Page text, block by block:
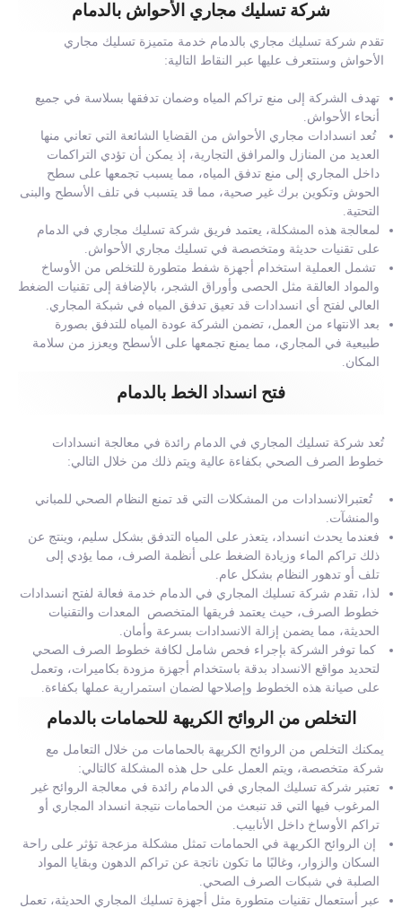
شركة تسليك مجاري الأحواش بالدمام
تقدم شركة تسليك مجاري بالدمام خدمة متميزة تسليك مجاري
الأحواش وسنتعرف عليها عبر النقاط التالية:
تهدف الشركة إلى منع تراكم المياه وضمان تدفقها بسلاسة في جميع
أنحاء الأحواش.
تُعد انسدادات مجاري الأحواش من القضايا الشائعة التي تعاني منها
العديد من المنازل والمرافق التجارية، إذ يمكن أن تؤدي التراكمات
داخل المجاري إلى منع تدفق المياه، مما يسبب تجمعها على سطح
الحوش وتكوين برك غير صحية، مما قد يتسبب في تلف الأسطح والبنى
التحتية.
لمعالجة هذه المشكلة، يعتمد فريق شركة تسليك مجاري في الدمام
على تقنيات حديثة ومتخصصة في تسليك مجاري الأحواش.
تشمل العملية استخدام أجهزة شفط متطورة للتخلص من الأوساخ
والمواد العالقة مثل الحصى وأوراق الشجر، بالإضافة إلى تقنيات الضغط
العالي لفتح أي انسدادات قد تعيق تدفق المياه في شبكة المجاري.
بعد الانتهاء من العمل، تضمن الشركة عودة المياه للتدفق بصورة
طبيعية في المجاري، مما يمنع تجمعها على الأسطح ويعزز من سلامة
المكان.
فتح انسداد الخط بالدمام
تُعد شركة تسليك المجاري في الدمام رائدة في معالجة انسدادات
خطوط الصرف الصحي بكفاءة عالية ويتم ذلك من خلال التالي:
تُعتبرالانسدادات من المشكلات التي قد تمنع النظام الصحي للمباني
والمنشآت.
فعندما يحدث انسداد، يتعذر على المياه التدفق بشكل سليم، وينتج عن
ذلك تراكم الماء وزيادة الضغط على أنظمة الصرف، مما يؤدي إلى
تلف أو تدهور النظام بشكل عام.
لذا، تقدم شركة تسليك المجاري في الدمام خدمة فعالة لفتح انسدادات
خطوط الصرف، حيث يعتمد فريقها المتخصص المعدات والتقنيات
الحديثة، مما يضمن إزالة الانسدادات بسرعة وأمان.
كما توفر الشركة بإجراء فحص شامل لكافة خطوط الصرف الصحي
لتحديد مواقع الانسداد بدقة باستخدام أجهزة مزودة بكاميرات، وتعمل
على صيانة هذه الخطوط وإصلاحها لضمان استمرارية عملها بكفاءة.
التخلص من الروائح الكريهة للحمامات بالدمام
يمكنك التخلص من الروائح الكريهة بالحمامات من خلال التعامل مع
شركة متخصصة، ويتم العمل على حل هذه المشكلة كالتالي:
تعتبر شركة تسليك المجاري في الدمام رائدة في معالجة الروائح غير
المرغوب فيها التي قد تنبعث من الحمامات نتيجة انسداد المجاري أو
تراكم الأوساخ داخل الأنابيب.
إن الروائح الكريهة في الحمامات تمثل مشكلة مزعجة تؤثر على راحة
السكان والزوار، وغالبًا ما تكون ناتجة عن تراكم الدهون وبقايا المواد
الصلبة في شبكات الصرف الصحي.
عبر أستعمال تقنيات متطورة مثل أجهزة تسليك المجاري الحديثة، تعمل